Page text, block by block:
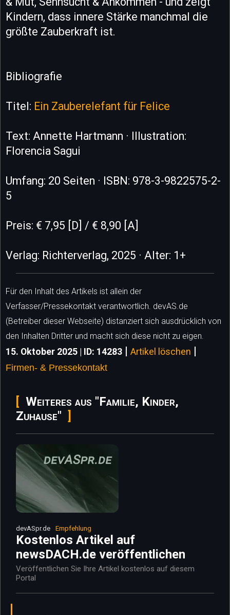
Kindern, dass innere Stärke manchmal die
größte Zauberkraft ist.
Bibliografie
Titel: Ein Zauberelefant für Felice
Text: Annette Hartmann · Illustration:
Florencia Sagui
Umfang: 20 Seiten · ISBN: 978-3-9822575-2-
5
Preis: € 7,95 [D] / € 8,90 [A]
Verlag: Richterverlag, 2025 · Alter: 1+
Für den Inhalt des Artikels ist allein der
Verfasser/Pressekontakt verantwortlich. devAS.de
(Betreiber dieser Webseite) distanziert sich ausdrücklich von
den Inhalten Dritter und macht sich diese nicht zu eigen.
15. Oktober 2025 | ID: 14283 | Artikel löschen |
Firmen- & Pressekontakt
Weiteres aus "Familie, Kinder,
Zuhause"
devASpr.de Empfehlung
Kostenlos Artikel auf
newsDACH.de veröffentlichen
Veröffentlichen Sie Ihre Artikel kostenlos auf diesem
Portal